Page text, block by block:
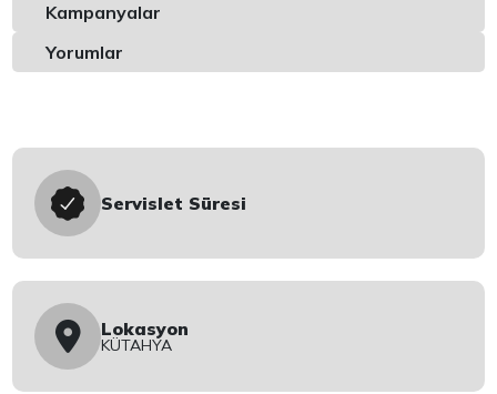
Kampanyalar
Yorumlar
Servislet Süresi
Lokasyon
KÜTAHYA